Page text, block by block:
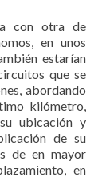
con otra de
en unos
estarían
que se
abordando
kilómetro,
ubicación y
de su
de en mayor
en